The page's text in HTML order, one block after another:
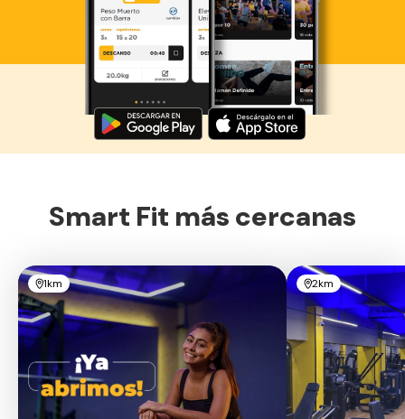
Descarga ahora lo Smart Fit App
Smart Fit más cercanas
1km 2km